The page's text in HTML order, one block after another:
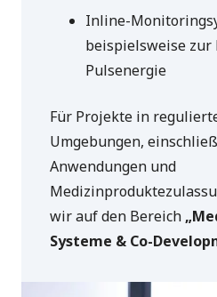
Inline-
beispielsweise zur
Pulsenergie
Für Projekte in
Umgebungen,
Anwendungen und
wir auf den Bereich
Systeme & Co-